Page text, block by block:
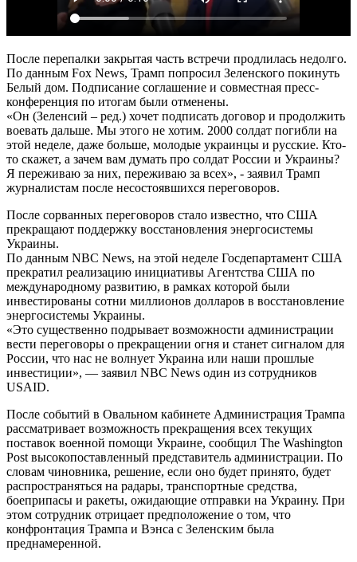
После перепалки закрытая часть встречи продлилась недолго.
По данным Fox News, Трамп попросил Зеленского покинуть
Белый дом. Подписание соглашение и совместная пресс-
конференция по итогам были отменены.
«Он (Зеленсий – ред.) хочет подписать договор и продолжить
воевать дальше. Мы этого не хотим. 2000 солдат погибли на
этой неделе, даже больше, молодые украинцы и русские. Кто-
то скажет, а зачем вам думать про солдат России и Украины?
Я переживаю за них, переживаю за всех», - заявил Трамп
журналистам после несостоявшихся переговоров.
После сорванных переговоров стало известно, что США
прекращают поддержку восстановления энергосистемы
Украины.
По данным NBC News, на этой неделе Госдепартамент США
прекратил реализацию инициативы Агентства США по
международному развитию, в рамках которой были
инвестированы сотни миллионов долларов в восстановление
энергосистемы Украины.
«Это существенно подрывает возможности администрации
вести переговоры о прекращении огня и станет сигналом для
России, что нас не волнует Украина или наши прошлые
инвестиции», — заявил NBC News один из сотрудников
USAID.
После событий в Овальном кабинете Администрация Трампа
рассматривает возможность прекращения всех текущих
поставок военной помощи Украине, сообщил The Washington
Post высокопоставленный представитель администрации. По
словам чиновника, решение, если оно будет принято, будет
распространяться на радары, транспортные средства,
боеприпасы и ракеты, ожидающие отправки на Украину. При
этом сотрудник отрицает предположение о том, что
конфронтация Трампа и Вэнса с Зеленским была
преднамеренной.